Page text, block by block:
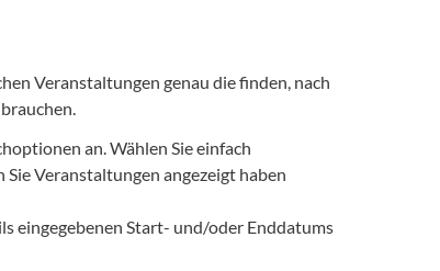
Veranstaltungen genau die finden, nach
an. Wählen Sie einfach
Veranstaltungen angezeigt haben
eingegebenen Start- und/oder Enddatums